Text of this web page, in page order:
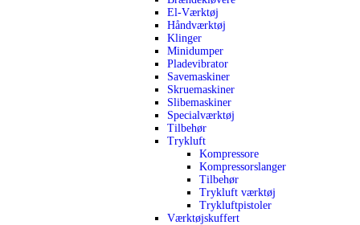
El-Værktøj
Håndværktøj
Klinger
Minidumper
Pladevibrator
Savemaskiner
Skruemaskiner
Slibemaskiner
Specialværktøj
Tilbehør
Trykluft
Kompressore
Kompressorslanger
Tilbehør
Trykluft værktøj
Trykluftpistoler
Værktøjskuffert